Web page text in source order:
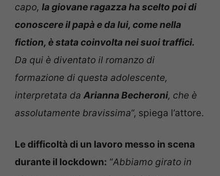
capo, la giovane ragazza ha scelto poi di
conoscere il papà e da lui, come nella
fiction, è stata coinvolta nei suoi traffici.
Da qui è diventato il romanzo di
formazione di questa adolescente,
interpretata da Arianna Becheroni, che è
assolutamente bravissima“, spiega l’attore.
Le difficoltà di un lavoro messo in scena
durante il lockdown: “Abbiamo girato in